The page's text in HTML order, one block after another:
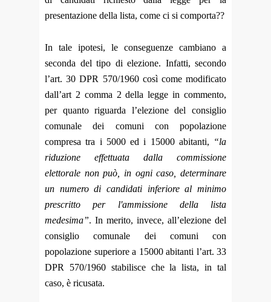
presentazione della lista, come ci si comporta??
In tale ipotesi, le conseguenze cambiano a
seconda del tipo di elezione. Infatti, secondo
l’art. 30 DPR 570/1960 così come modificato
dall’art 2 comma 2 della legge in commento,
per quanto riguarda l’elezione del consiglio
comunale dei comuni con popolazione
compresa tra i 5000 ed i 15000 abitanti, “la
riduzione effettuata dalla commissione
elettorale non può, in ogni caso, determinare
un numero di candidati inferiore al minimo
prescritto per l'ammissione della lista
medesima”. In merito, invece, all’elezione del
consiglio comunale dei comuni con
popolazione superiore a 15000 abitanti l’art. 33
DPR 570/1960 stabilisce che la lista, in tal
caso, è ricusata.